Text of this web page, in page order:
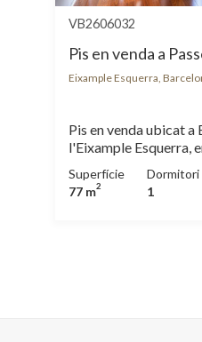
VB2606032
Pis en venda a
Eixample Esquerra,
Pis en venda ubicat a
l'Eixample Esquerra,
1 bany. El menjador i
estança, i a part, la
Superfície
77 m2
Dormitori
1